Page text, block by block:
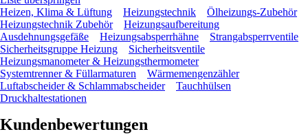
Heizen, Klima & Lüftung
Heizungstechnik
Ölheizungs-Zubehör
Heizungstechnik Zubehör
Heizungsaufbereitung
Ausdehnungsgefäße
Heizungsabsperrhähne
Strangabsperrventile
Sicherheitsgruppe Heizung
Sicherheitsventile
Heizungsmanometer & Heizungsthermometer
Systemtrenner & Füllarmaturen
Wärmemengenzähler
Luftabscheider & Schlammabscheider
Tauchhülsen
Druckhaltestationen
Kundenbewertungen